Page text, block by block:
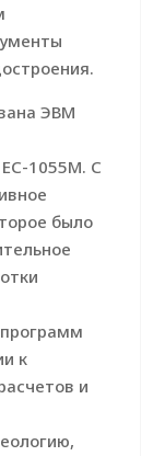
ЭВМ
ЕС-1055М. С
было
к
и